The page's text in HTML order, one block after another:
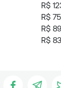
R$
R$
R$
R$